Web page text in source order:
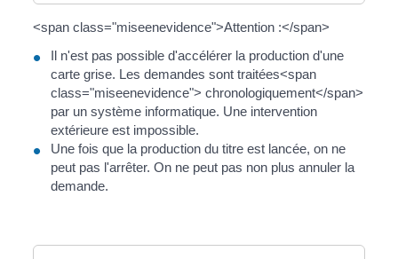
<span class="miseenevidence">Attention :</span>
Il n'est pas possible d'accélérer la production d'une
carte grise. Les demandes sont traitées<span
class="miseenevidence"> chronologiquement</span>
par un système informatique. Une intervention
extérieure est impossible.
Une fois que la production du titre est lancée, on ne
peut pas l'arrêter. On ne peut pas non plus annuler la
demande.